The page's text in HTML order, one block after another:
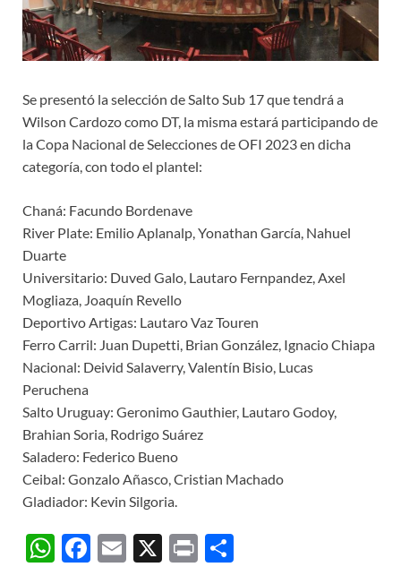
Se presentó la selección de Salto Sub 17 que tendrá a
Wilson Cardozo como DT, la misma estará participando de
la Copa Nacional de Selecciones de OFI 2023 en dicha
categoría, con todo el plantel:
Chaná: Facundo Bordenave
River Plate: Emilio Aplanalp, Yonathan García, Nahuel
Duarte
Universitario: Duved Galo, Lautaro Fernpandez, Axel
Mogliaza, Joaquín Revello
Deportivo Artigas: Lautaro Vaz Touren
Ferro Carril: Juan Dupetti, Brian González, Ignacio Chiapa
Nacional: Deivid Salaverry, Valentín Bisio, Lucas
Peruchena
Salto Uruguay: Geronimo Gauthier, Lautaro Godoy,
Brahian Soria, Rodrigo Suárez
Saladero: Federico Bueno
Ceibal: Gonzalo Añasco, Cristian Machado
Gladiador: Kevin Silgoria.
W F
E
X
P